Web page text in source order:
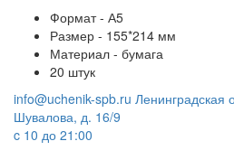
Формат - А5
Размер - 155*214 мм
Материал - бумага
20 штук
info@uchenik-spb.ru Ленинградская
Шувалова, д. 16/9
c 10 до 21:00